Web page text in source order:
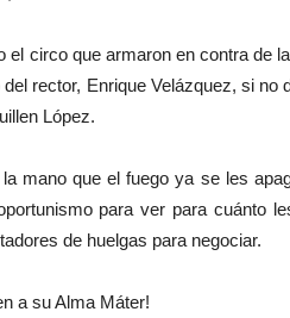
el circo que armaron en contra de
rector, Enrique Velázquez, si
López.
mano que el fuego ya se les
para ver para cuánto
de huelgas para negociar.
a su Alma Máter!